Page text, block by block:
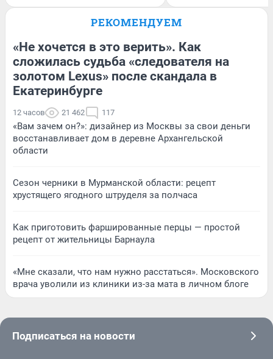
РЕКОМЕНДУЕМ
«Не хочется в это верить». Как
сложилась судьба «следователя на
золотом Lexus» после скандала в
Екатеринбурге
12 часов 21 462 117
«Вам зачем он?»: дизайнер из Москвы за свои деньги
восстанавливает дом в деревне Архангельской
области
Сезон черники в Мурманской области: рецепт
хрустящего ягодного штруделя за полчаса
Как приготовить фаршированные перцы — простой
рецепт от жительницы Барнаула
«Мне сказали, что нам нужно расстаться». Московского
врача уволили из клиники из-за мата в личном блоге
Подписаться на новости